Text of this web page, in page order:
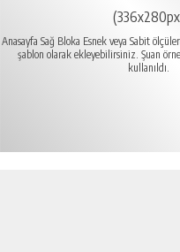
Anasayfa Sağ Bloka Esnek veya Sabit
şablon olarak ekleyebilirsiniz. Şuan
kullanıldı.